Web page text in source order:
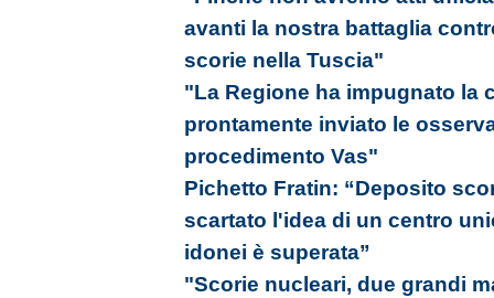
avanti la nostra battaglia
scorie nella Tuscia"
"La Regione ha impugnato la
prontamente inviato le
procedimento Vas"
Pichetto Fratin: “Deposito
scartato l'idea di un centro
idonei è superata”
"Scorie nucleari, due grandi